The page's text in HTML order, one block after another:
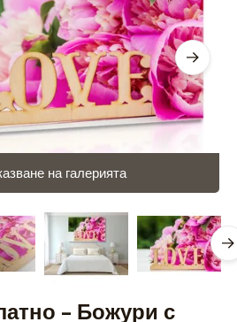
– Божури с
на галерията